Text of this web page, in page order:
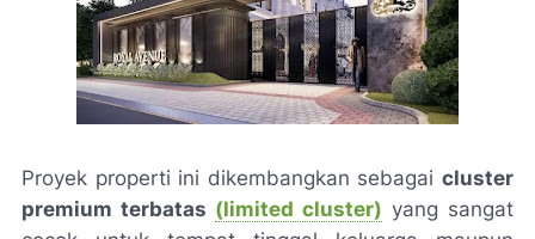
Proyek properti ini dikembangkan sebagai cluster
premium terbatas (limited cluster) yang sangat